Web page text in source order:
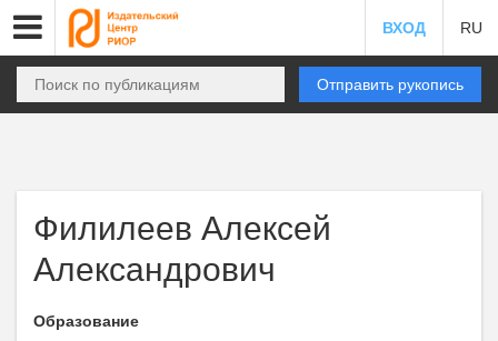
ВХОД RU
Отправить рукопись
Филилеев Алексей
Александрович
Образование